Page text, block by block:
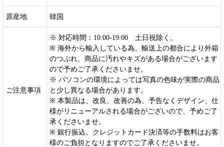
原産地 韓国
ご注意事項
※ 対応時間：10:00-19:00 土日祝除く。
※ 海外から輸入している為、輸送上の都合により外箱
のつぶれ、商品に汚れやキズがある場合がございます
ので予めご了承くださいませ。
※ パソコンの環境によっては写真の色味が実際の商品
と少し異なる場合があります。
※ 本製品は、改良、改善の為、予告なくデザイン、仕
様がリニューアルされる場合がございので、予めご了
承くださいませ。
※ 銀行振込、クレジットカード決済等の手数料はお客
様のご負担となりますのでご了承くださいませ。